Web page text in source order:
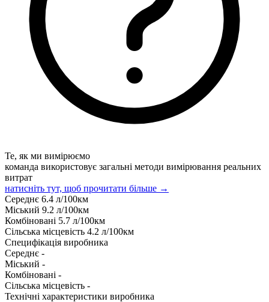
Те, як ми вимірюємо
команда використовує загальні методи вимірювання реальних
витрат
натисніть тут, щоб прочитати більше →
Середнє 6.4 л/100км
Міський 9.2 л/100км
Комбіновані 5.7 л/100км
Сільська місцевість 4.2 л/100км
Специфікація виробника
Середнє -
Міський -
Комбіновані -
Сільська місцевість -
Технічні характеристики виробника